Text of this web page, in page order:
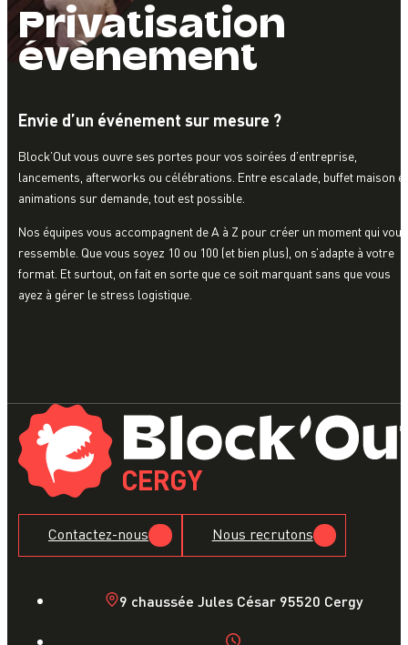
Privatisation
évènement
Envie d’un événement sur mesure ?
Block’Out vous ouvre ses portes pour vos soirées d’entreprise,
lancements, afterworks ou célébrations. Entre escalade, buffet maison et
animations sur demande, tout est possible.
Nos équipes vous accompagnent de A à Z pour créer un moment qui vous
ressemble. Que vous soyez 10 ou 100 (et bien plus), on s’adapte à votre
format. Et surtout, on fait en sorte que ce soit marquant sans que vous
ayez à gérer le stress logistique.
CERGY
Contactez-nous Nous recrutons
9 chaussée Jules César 95520 Cergy